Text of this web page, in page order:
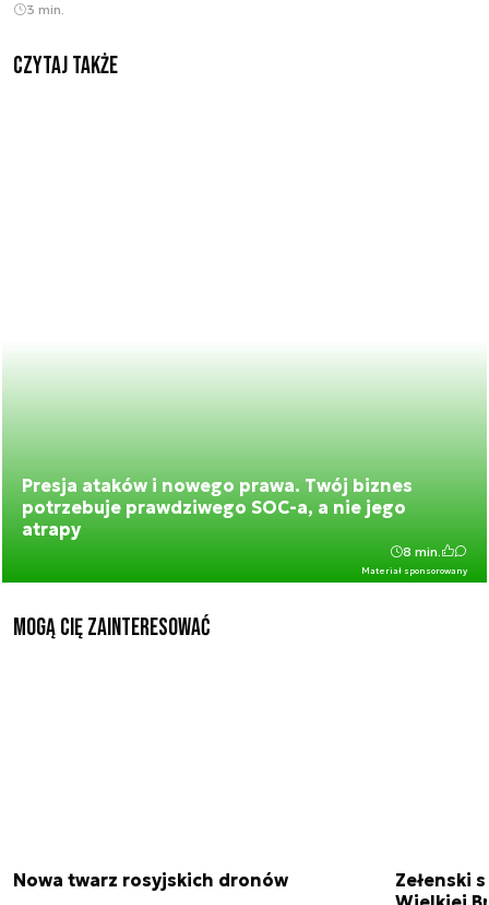
3 min.
Czytaj także
Presja ataków i nowego prawa. Twój biznes
potrzebuje prawdziwego SOC-a, a nie jego
atrapy
Materiał sponsorowany
8 min.
Mogą Cię zainteresować
Nowa twarz rosyjskich dronów
Zełenski